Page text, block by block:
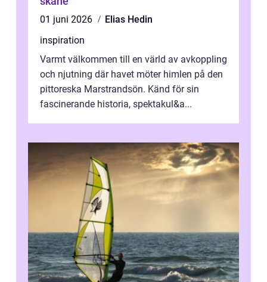
01 juni 2026
Elias Hedin
inspiration
Varmt välkommen till en värld av avkoppling
och njutning där havet möter himlen på den
pittoreska Marstrandsön. Känd för sin
fascinerande historia, spektakul&a...